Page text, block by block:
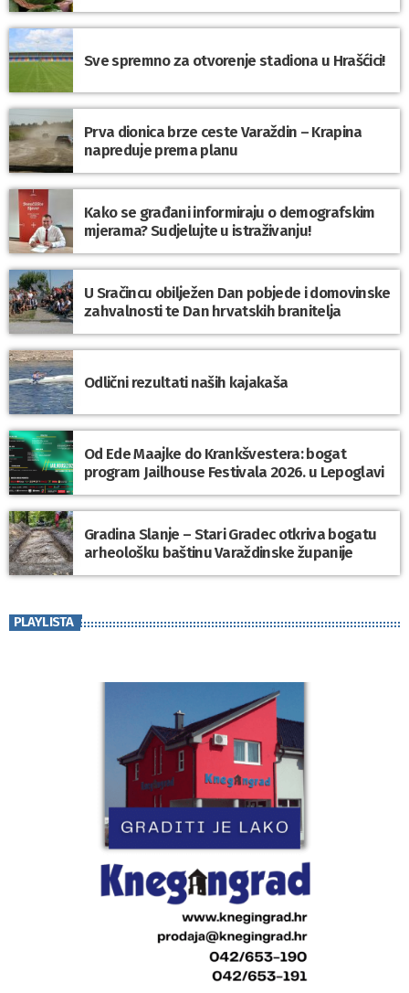
Sve spremno za otvorenje stadiona u Hrašćici!
Prva dionica brze ceste Varaždin – Krapina
napreduje prema planu
Kako se građani informiraju o demografskim
mjerama? Sudjelujte u istraživanju!
U Sračincu obilježen Dan pobjede i domovinske
zahvalnosti te Dan hrvatskih branitelja
Odlični rezultati naših kajakaša
Od Ede Maajke do Krankšvestera: bogat
program Jailhouse Festivala 2026. u Lepoglavi
Gradina Slanje – Stari Gradec otkriva bogatu
arheološku baštinu Varaždinske županije
PLAYLISTA